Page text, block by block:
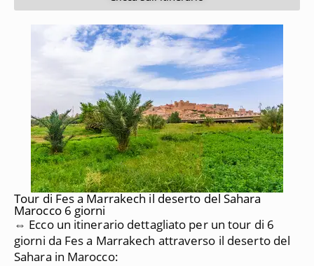
Tour di Fes a Marrakech il deserto del Sahara
Marocco 6 giorni
⇔ Ecco un itinerario dettagliato per un tour di 6
giorni da Fes a Marrakech attraverso il deserto del
Sahara in Marocco: